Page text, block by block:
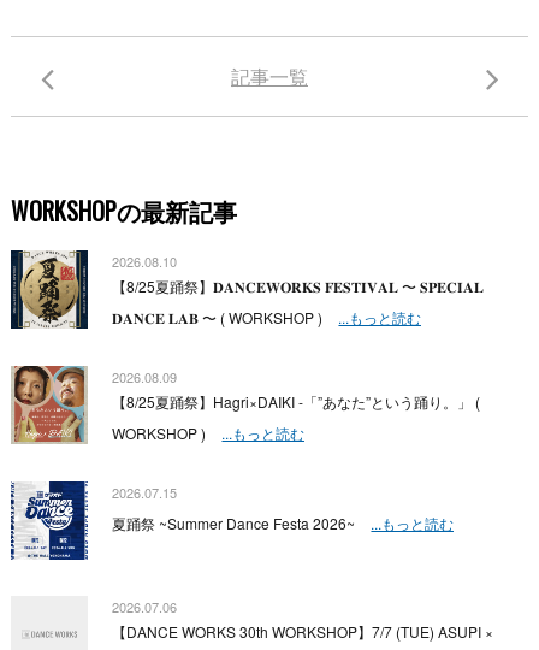
記事一覧
WORKSHOPの最新記事
2026.08.10
【8/25夏踊祭】𝐃𝐀𝐍𝐂𝐄𝐖𝐎𝐑𝐊𝐒 𝐅𝐄𝐒𝐓𝐈𝐕𝐀𝐋 〜 𝐒𝐏𝐄𝐂𝐈𝐀𝐋
𝐃𝐀𝐍𝐂𝐄 𝐋𝐀𝐁 〜 ( WORKSHOP )
...もっと読む
2026.08.09
【8/25夏踊祭】Hagri×DAIKI -「”あなた”という踊り。」 (
WORKSHOP )
...もっと読む
2026.07.15
夏踊祭 ~Summer Dance Festa 2026~ ...もっと読む
2026.07.06
【DANCE WORKS 30th WORKSHOP】7/7 (TUE) ASUPI ×